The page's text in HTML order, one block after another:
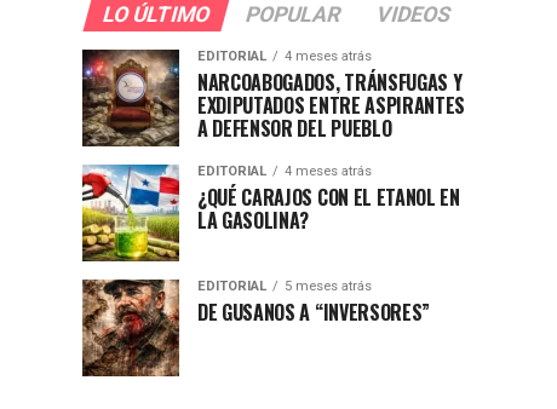
LO ÚLTIMO POPULAR VIDEOS
EDITORIAL 4 meses atrás
NARCOABOGADOS, TRÁNSFUGAS Y
EXDIPUTADOS ENTRE ASPIRANTES
A DEFENSOR DEL PUEBLO
EDITORIAL 4 meses atrás
¿QUÉ CARAJOS CON EL ETANOL EN
LA GASOLINA?
EDITORIAL 5 meses atrás
DE GUSANOS A “INVERSORES”